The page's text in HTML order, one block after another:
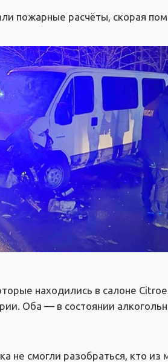
пожарные расчёты, скорая
находились в салоне
Оба — в состоянии
не смогли разобраться, кто